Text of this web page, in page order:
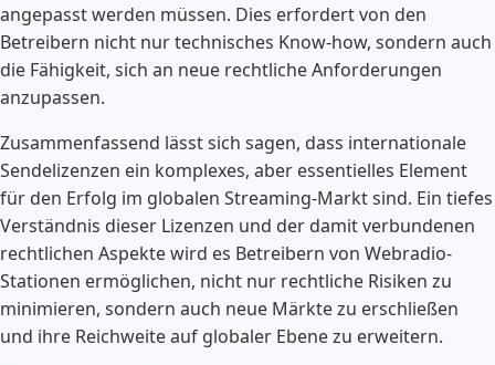
angepasst werden müssen. Dies erfordert von den
Betreibern nicht nur technisches Know-how, sondern auch
die Fähigkeit, sich an neue rechtliche Anforderungen
anzupassen.
Zusammenfassend lässt sich sagen, dass internationale
Sendelizenzen ein komplexes, aber essentielles Element
für den Erfolg im globalen Streaming-Markt sind. Ein tiefes
Verständnis dieser Lizenzen und der damit verbundenen
rechtlichen Aspekte wird es Betreibern von Webradio-
Stationen ermöglichen, nicht nur rechtliche Risiken zu
minimieren, sondern auch neue Märkte zu erschließen
und ihre Reichweite auf globaler Ebene zu erweitern.